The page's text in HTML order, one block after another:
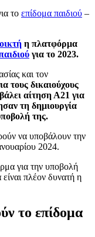
το επίδομα παιδιού –
η πλατφόρμα
για το 2023.
και τον
τους δικαιούχους
αίτηση Α21 για
τη δημιουργία
της.
να υποβάλουν την
2024.
για την υποβολή
πλέον δυνατή η
το επίδομα